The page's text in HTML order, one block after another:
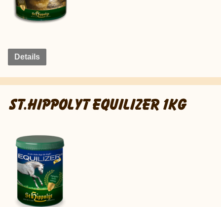
Details
ST.HIPPOLYT EQUILIZER 1KG